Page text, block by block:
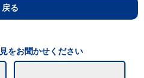
戻る
をお聞かせください